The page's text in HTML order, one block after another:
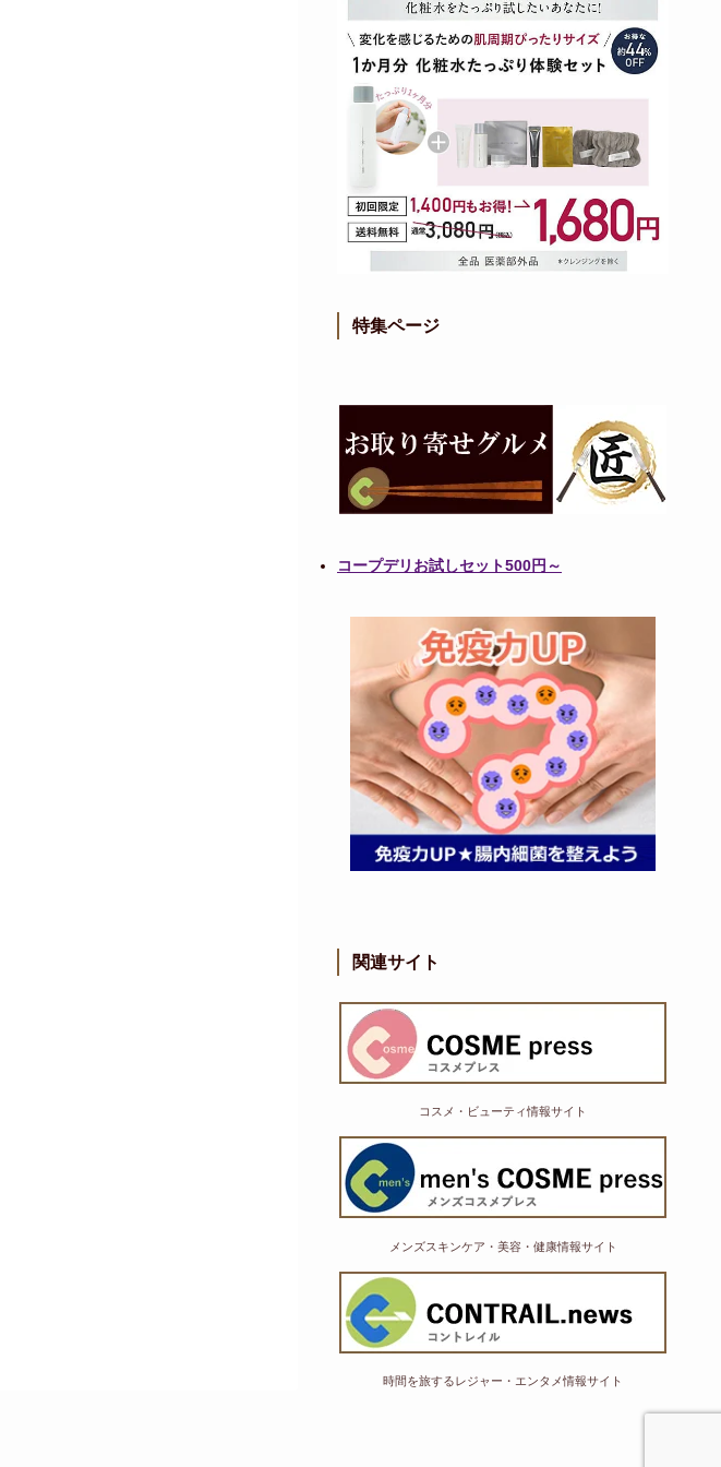
特集ページ
コープデリお試しセット500円～
関連サイト
コスメ・ビューティ情報サイト
メンズスキンケア・美容・健康情報サイト
時間を旅するレジャー・エンタメ情報サイト